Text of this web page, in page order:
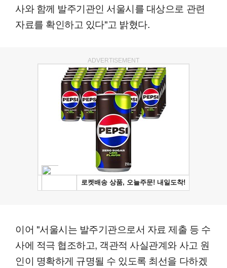
사와 함께 발주기관인 서울시를 대상으로 관련
자료를 확인하고 있다"고 밝혔다.
ADVERTISEMENT
이어 "서울시는 발주기관으로서 자료 제출 등 수
사에 적극 협조하고, 객관적 사실관계와 사고 원
인이 명확하게 규명될 수 있도록 최선을 다하겠